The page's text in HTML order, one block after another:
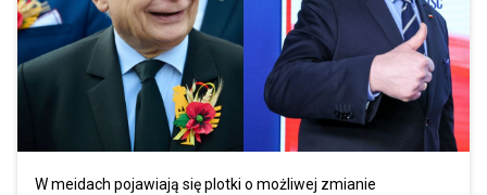
W meidach pojawiają się plotki o możliwej zmianie